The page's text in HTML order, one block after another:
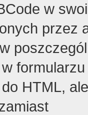
w
przez
do HTML,